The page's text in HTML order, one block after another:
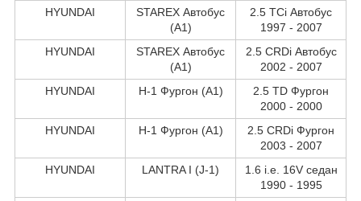
HYUNDAI
STAREX Автобус
(A1)
2.5 TCi Автобус
1997 - 2007
HYUNDAI
STAREX Автобус
(A1)
2.5 CRDi Автобус
2002 - 2007
HYUNDAI
H-1 Фургон (A1)
2.5 TD Фургон
2000 - 2000
HYUNDAI
H-1 Фургон (A1)
2.5 CRDi Фургон
2003 - 2007
HYUNDAI
LANTRA I (J-1)
1.6 i.e. 16V седан
1990 - 1995